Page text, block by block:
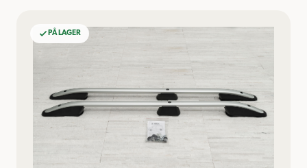
PÅ LAGER